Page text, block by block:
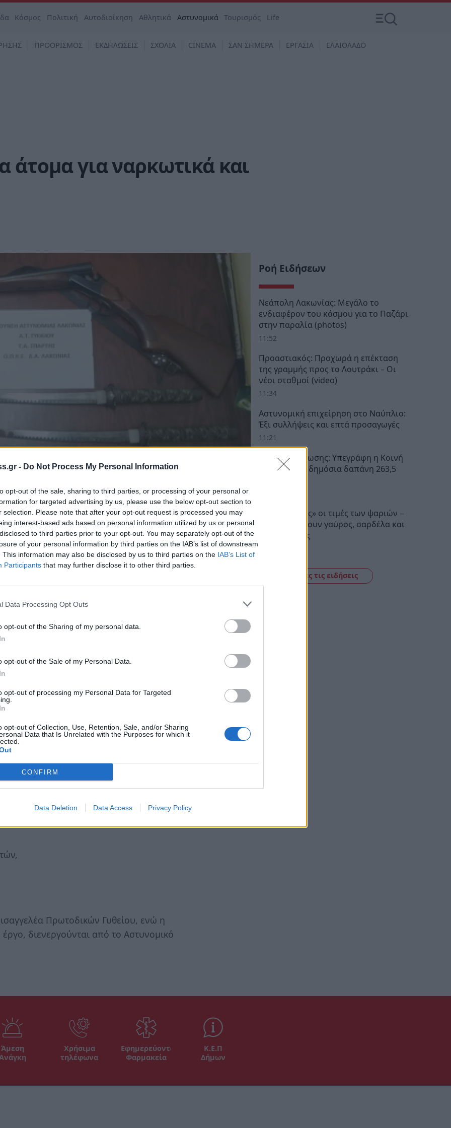
- Do Not Process My Personal Information
opt-out of the sale, sharing to third parties, or processing of your personal or
for targeted advertising by us, please use the below opt-out section to
selection. Please note that after your opt-out request is processed you may
interest-based ads based on personal information utilized by us or personal
to third parties prior to your opt-out. You may separately opt-out of the
of your personal information by third parties on the IAB’s list of downstream
This information may also be disclosed by us to third parties on the IAB’s List of
Participants that may further disclose it to other third parties.
Data Processing Opt Outs
opt-out of the Sharing of my personal data.
opt-out of the Sale of my Personal Data.
opt-out of processing my Personal Data for Targeted
opt-out of Collection, Use, Retention, Sale, and/or Sharing
Data that Is Unrelated with the Purposes for which it
CONFIRM
Data Deletion Data Access Privacy Policy
Κόσμος Πολιτική Αυτοδιοίκηση Αθλητικά Αστυνομικά Τουρισμός Life
ΠΡΟΟΡΙΣΜΟΣ ΕΚΔΗΛΩΣΕΙΣ ΣΧΟΛΙΑ CINEMA ΣΑΝ ΣΗΜΕΡΑ ΕΡΓΑΣΙΑ ΕΛΑΙΟΛΑΔΟ
άτομα για ναρκωτικά και
όταν αναζητάς ειδήσεις στη Google
ως προτιμώμενη πηγή
αποτελέσματα της Google
όπλο, μαχαίρι, σπάθες κ.α.
σε τοπική κοινότητα του Δήμου
του Αστυνομικού Τμήματος Γυθείου,
Πρόληψης και Καταστολής
54χρονος και 54χρονη και ένας (1)
σχηματίσθηκε δικογραφία για παράβαση
τοπική κοινότητα του Δήμου Σπάρτης
και αξιοποίηση στοιχείων, οι
οικίες των ανωτέρω, όπου βρήκαν
γραμμαρίων,
Πρωτοδικών Γυθείου, ενώ η
διενεργούνται από το Αστυνομικό
Ροή Ειδήσεων
Νεάπολη Λακωνίας: Μεγάλο το
ενδιαφέρον του κόσμου για το Παζάρι
στην παραλία (photos)
11:52
Προαστιακός: Προχωρά η επέκταση
της γραμμής προς το Λουτράκι – Οι
νέοι σταθμοί (video)
11:34
Αστυνομική επιχείρηση στο Ναύπλιο:
Έξι συλλήψεις και επτά προσαγωγές
11:21
Σχέδια Βελτίωσης: Υπεγράφη η Κοινή
Απόφαση με δημόσια δαπάνη 263,5
«Τσιμπημένες» οι τιμές των ψαριών –
Πόσο κοστίζουν γαύρος, σαρδέλα και
μπακαλιάρος
Δείτε όλες τις ειδήσεις
Άμεση
Χρήσιμα
τηλέφωνα
Εφημερεύοντα
Φαρμακεία
Κ.Ε.Π
Δήμων